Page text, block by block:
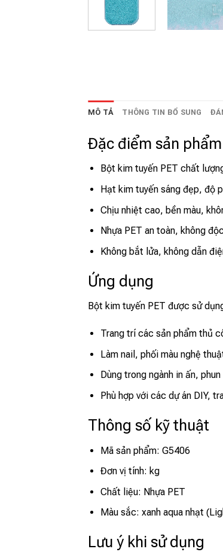
MÔ TẢ THÔNG TIN BỔ SUNG
Đặc điểm sản phẩm
Bột kim tuyến PET chất
Hạt kim tuyến sáng đẹp, độ
Chịu nhiệt cao, bền màu,
Nhựa PET an toàn, không
Không bắt lửa, không dẫn
Ứng dụng
Bột kim tuyến PET được sử
Trang trí các sản phẩm thủ
Làm nail, phối màu nghệ
Dùng trong ngành in ấn,
Phù hợp với các dự án DIY,
Thông số kỹ thuật
Mã sản phẩm: G5406
Đơn vị tính: kg
Chất liệu: Nhựa PET
Màu sắc: xanh aqua nhạt
Lưu ý khi sử dụng